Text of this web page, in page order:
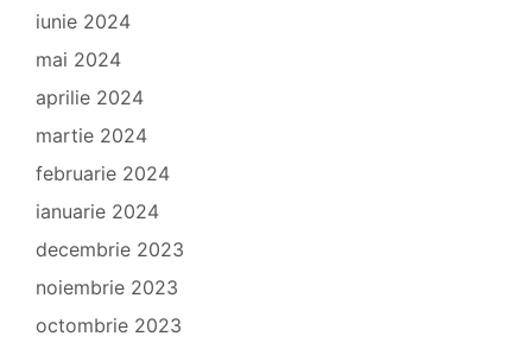
iunie 2024
mai 2024
aprilie 2024
martie 2024
februarie 2024
ianuarie 2024
decembrie 2023
noiembrie 2023
octombrie 2023